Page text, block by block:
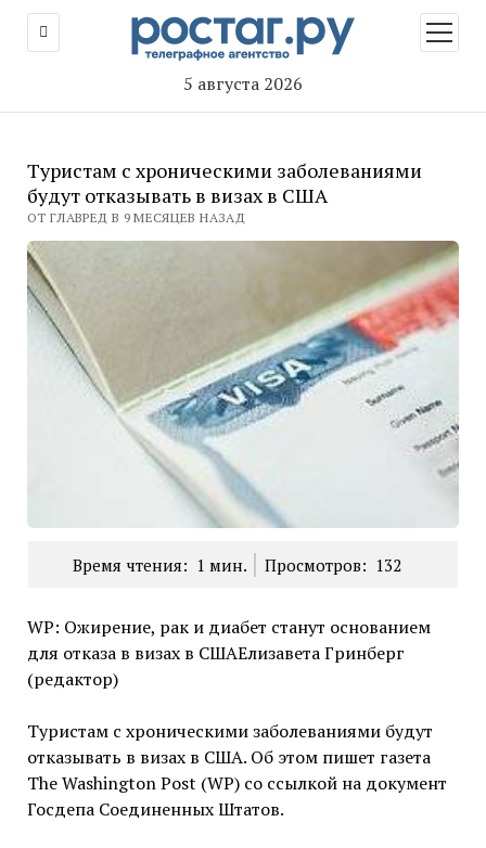
5 августа 2026
меню
Туристам с хроническими заболеваниями
будут отказывать в визах в США
ОТ ГЛАВРЕД В 9 МЕСЯЦЕВ НАЗАД
Время чтения: 1 мин. Просмотров: 132
WP: Ожирение, рак и диабет станут основанием
для отказа в визах в СШАЕлизавета Гринберг
(редактор)
Туристам с хроническими заболеваниями будут
отказывать в визах в США. Об этом пишет газета
The Washington Post (WP) со ссылкой на документ
Госдепа Соединенных Штатов.